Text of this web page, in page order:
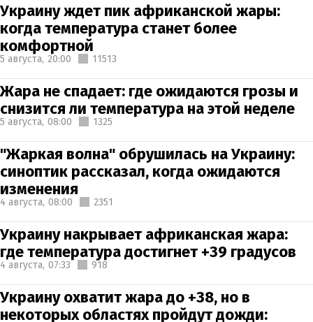
Украину ждет пик африканской жары:
когда температура станет более
комфортной
5 августа, 20:00 11513
Жара не спадает: где ожидаются грозы и
снизится ли температура на этой неделе
5 августа, 08:00 1325
"Жаркая волна" обрушилась на Украину:
синоптик рассказал, когда ожидаются
изменения
4 августа, 08:00 2351
Украину накрывает африканская жара:
где температура достигнет +39 градусов
4 августа, 07:33 918
Украину охватит жара до +38, но в
некоторых областях пройдут дожди: